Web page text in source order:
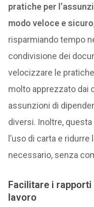
pratiche per
modo veloce e sicuro
risparmiando tempo
condivisione dei
velocizzare le
molto apprezzato dai
assunzioni di
diversi. Inoltre,
l’uso di carta e
necessario, senza
Facilitare i
lavoro